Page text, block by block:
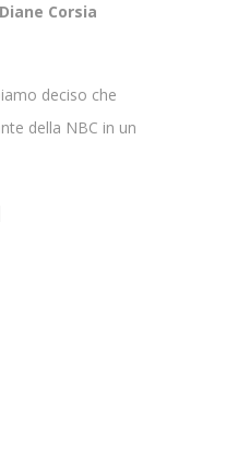
Diane Corsia
deciso che
della NBC in un